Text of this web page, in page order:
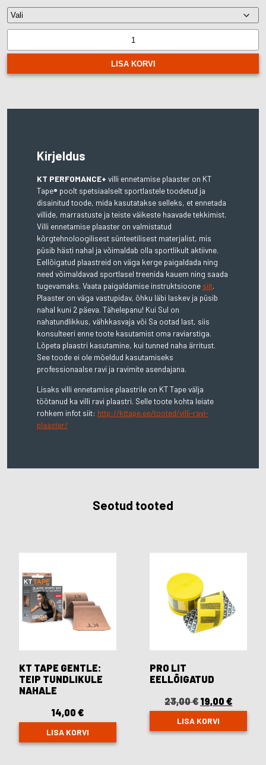
plaaster
LISA KORVI
Kirjeldus
KT PERFOMANCE+ villi ennetamise plaaster on KT
Tape® poolt spetsiaalselt sportlastele toodetud ja
disainitud toode, mida kasutatakse selleks, et ennetada
villide, marrastuste ja teiste väikeste haavade tekkimist.
Villi ennetamise plaaster on valmistatud
kõrgtehnoloogilisest sünteetilisest materjalist, mis
püsib hästi nahal ja võimaldab olla sportlikult aktiivne.
Eellõigatud plaastreid on väga kerge paigaldada ning
need võimaldavad sportlasel treenida kauem ning saada
tugevamaks. Vaata paigaldamise instruktsioone siit.
Plaaster on väga vastupidav, õhku läbi laskev ja püsib
nahal kuni 2 päeva. Tähelepanu! Kui Sul on
nahatundlikkus, vähkkasvaja või Sa ootad last, siis
konsulteeri enne toote kasutamist oma raviarstiga.
Lõpeta plaastri kasutamine, kui tunned naha ärritust.
See toode ei ole mõeldud kasutamiseks
professionaalse ravi ja ravimite asendajana.
Lisaks villi ennetamise plaastrile on KT Tape välja
töötanud ka villi ravi plaastri. Selle toote kohta leiate
rohkem infot siit: http://kttape.ee/tooted/villi-ravi-
plaaster/
Seotud tooted
KT TAPE GENTLE:
TEIP TUNDLIKULE
NAHALE
14,00€
LISA KORVI
PRO LIT
EELLÕIGATUD
23,00€Original
price
was:
23,00 €.
19,00€
price
19,00
LISA KORVI